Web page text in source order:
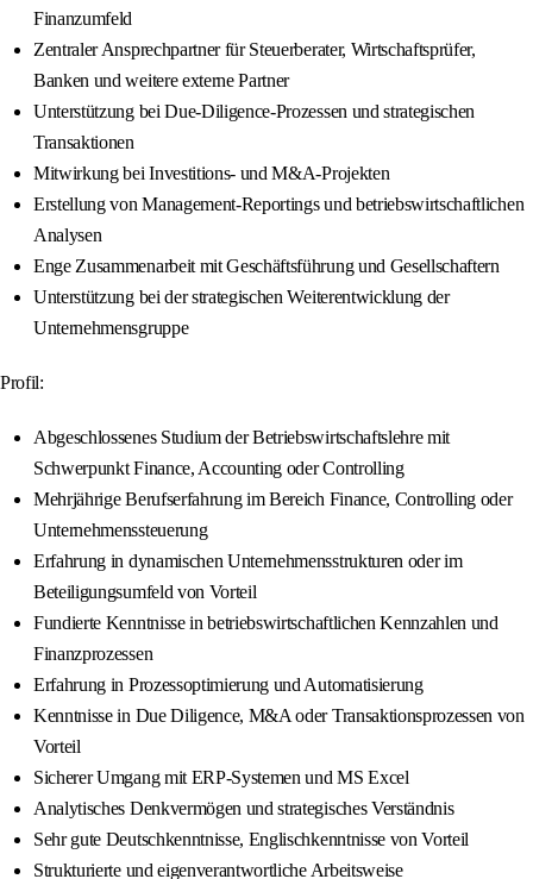
Finanzumfeld
Zentraler Ansprechpartner für Steuerberater, Wirtschaftsprüfer,
Banken und weitere externe Partner
Unterstützung bei Due-Diligence-Prozessen und strategischen
Transaktionen
Mitwirkung bei Investitions- und M&A-Projekten
Erstellung von Management-Reportings und betriebswirtschaftlichen
Analysen
Enge Zusammenarbeit mit Geschäftsführung und Gesellschaftern
Unterstützung bei der strategischen Weiterentwicklung der
Unternehmensgruppe
Profil:
Abgeschlossenes Studium der Betriebswirtschaftslehre mit
Schwerpunkt Finance, Accounting oder Controlling
Mehrjährige Berufserfahrung im Bereich Finance, Controlling oder
Unternehmenssteuerung
Erfahrung in dynamischen Unternehmensstrukturen oder im
Beteiligungsumfeld von Vorteil
Fundierte Kenntnisse in betriebswirtschaftlichen Kennzahlen und
Finanzprozessen
Erfahrung in Prozessoptimierung und Automatisierung
Kenntnisse in Due Diligence, M&A oder Transaktionsprozessen von
Vorteil
Sicherer Umgang mit ERP-Systemen und MS Excel
Analytisches Denkvermögen und strategisches Verständnis
Sehr gute Deutschkenntnisse, Englischkenntnisse von Vorteil
Strukturierte und eigenverantwortliche Arbeitsweise